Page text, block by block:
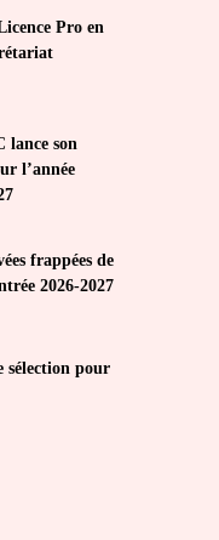
Pro en
lance son
l’année
frappées de
2026-2027
sélection pour